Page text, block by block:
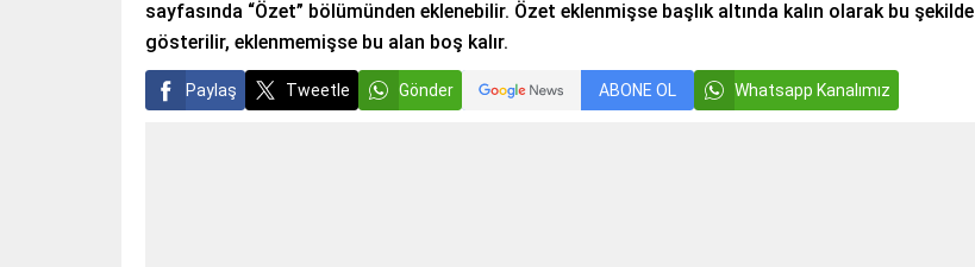
sayfasında “Özet” bölümünden eklenebilir. Özet eklenmişse başlık altında kalın olarak bu şekilde
gösterilir, eklenmemişse bu alan boş kalır.
Paylaş Tweetle Gönder ABONE OL Whatsapp Kanalımız